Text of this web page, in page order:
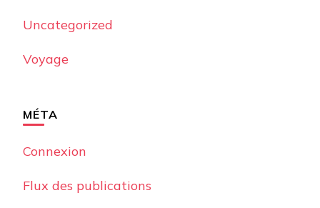
Uncategorized
Voyage
MÉTA
Connexion
Flux des publications